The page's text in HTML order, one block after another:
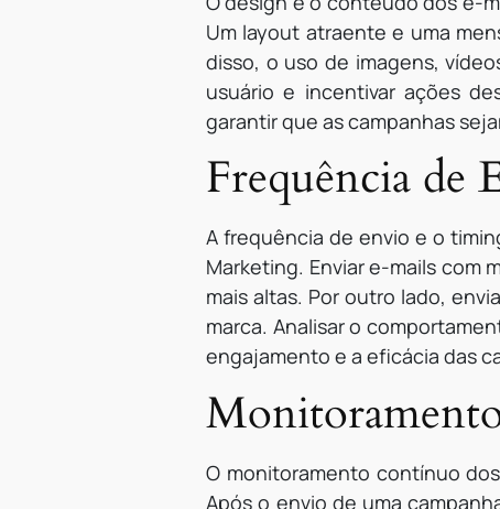
Um layout atraente e uma
disso, o uso de imagens,
usuário e incentivar ações
garantir que as campanhas
Frequência de
A frequência de envio e o
Marketing. Enviar e-mails com
mais altas. Por outro lado,
marca. Analisar o
engajamento e a eficácia das
Monitoramento
O monitoramento contínuo
Após o envio de uma